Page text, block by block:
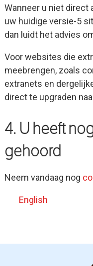
Wanneer u niet direct
uw huidige versie-5
dan luidt het advies
Voor websites die
meebrengen, zoals
extranets en
direct te upgraden
4. U heeft
gehoord
Neem vandaag nog
English